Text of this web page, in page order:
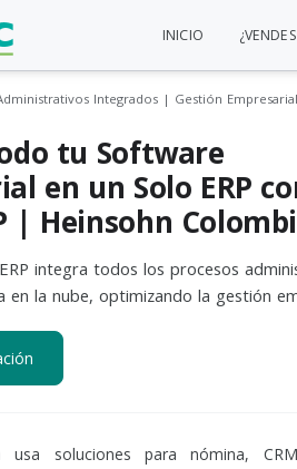
INICIO
Integrados | Gestión Empresarial
tu Software
en un Solo ERP
| Heinsohn
integra todos los procesos
en la nube, optimizando la gestión
usa soluciones para nómina,